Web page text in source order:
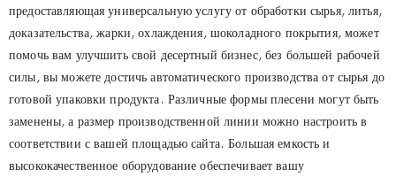
предоставляющая универсальную услугу от обработки сырья, литья,
доказательства, жарки, охлаждения, шоколадного покрытия, может
помочь вам улучшить свой десертный бизнес, без большей рабочей
силы, вы можете достичь автоматического производства от сырья до
готовой упаковки продукта. Различные формы плесени могут быть
заменены, а размер производственной линии можно настроить в
соответствии с вашей площадью сайта. Большая емкость и
высококачественное оборудование обеспечивает вашу